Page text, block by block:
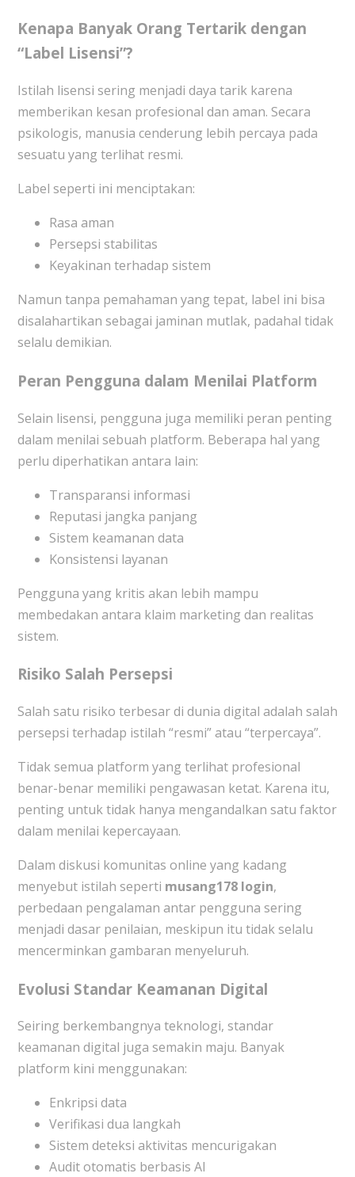
Kenapa Banyak Orang Tertarik dengan
“Label Lisensi”?
Istilah lisensi sering menjadi daya tarik karena
memberikan kesan profesional dan aman. Secara
psikologis, manusia cenderung lebih percaya pada
sesuatu yang terlihat resmi.
Label seperti ini menciptakan:
Rasa aman
Persepsi stabilitas
Keyakinan terhadap sistem
Namun tanpa pemahaman yang tepat, label ini bisa
disalahartikan sebagai jaminan mutlak, padahal tidak
selalu demikian.
Peran Pengguna dalam Menilai Platform
Selain lisensi, pengguna juga memiliki peran penting
dalam menilai sebuah platform. Beberapa hal yang
perlu diperhatikan antara lain:
Transparansi informasi
Reputasi jangka panjang
Sistem keamanan data
Konsistensi layanan
Pengguna yang kritis akan lebih mampu
membedakan antara klaim marketing dan realitas
sistem.
Risiko Salah Persepsi
Salah satu risiko terbesar di dunia digital adalah salah
persepsi terhadap istilah “resmi” atau “terpercaya”.
Tidak semua platform yang terlihat profesional
benar-benar memiliki pengawasan ketat. Karena itu,
penting untuk tidak hanya mengandalkan satu faktor
dalam menilai kepercayaan.
Dalam diskusi komunitas online yang kadang
menyebut istilah seperti musang178 login,
perbedaan pengalaman antar pengguna sering
menjadi dasar penilaian, meskipun itu tidak selalu
mencerminkan gambaran menyeluruh.
Evolusi Standar Keamanan Digital
Seiring berkembangnya teknologi, standar
keamanan digital juga semakin maju. Banyak
platform kini menggunakan:
Enkripsi data
Verifikasi dua langkah
Sistem deteksi aktivitas mencurigakan
Audit otomatis berbasis AI